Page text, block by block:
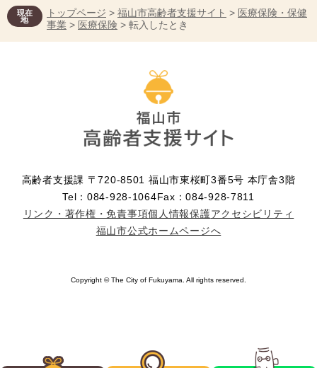
現在
地
トップページ > 福山市高齢者支援サイト > 医療保険・保健
事業 > 医療保険 > 転入したとき
高齢者支援課 〒720-8501 福山市東桜町3番5号 本庁舎3階
Tel：084-928-1064Fax：084-928-7811
リンク・著作権・免責事項​個人情報保護アクセシビリティ
福山市公式ホームページへ
Copyright © The City of Fukuyama. All rights reserved.